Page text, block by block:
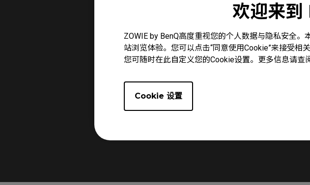
欢迎来
ZOWIE by BenQ高度重视您的个人数据与隐私安全
站浏览体验。您可以点击“同意使用Cookie”来接受相
您可随时在此自定义您的Cookie设置。更多信息请查
Cookie 设置